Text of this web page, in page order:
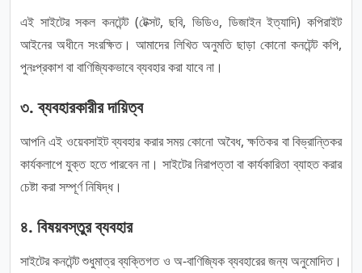
এই সাইটের সকল কনটেন্ট (টেক্সট, ছবি, ভিডিও, ডিজাইন ইত্যাদি) কপিরাইট
আইনের অধীনে সংরক্ষিত। আমাদের লিখিত অনুমতি ছাড়া কোনো কনটেন্ট কপি,
পুনঃপ্রকাশ বা বাণিজ্যিকভাবে ব্যবহার করা যাবে না।
৩. ব্যবহারকারীর দায়িত্ব
আপনি এই ওয়েবসাইট ব্যবহার করার সময় কোনো অবৈধ, ক্ষতিকর বা বিভ্রান্তিকর
কার্যকলাপে যুক্ত হতে পারবেন না। সাইটের নিরাপত্তা বা কার্যকারিতা ব্যাহত করার
চেষ্টা করা সম্পূর্ণ নিষিদ্ধ।
৪. বিষয়বস্তুর ব্যবহার
সাইটের কনটেন্ট শুধুমাত্র ব্যক্তিগত ও অ-বাণিজ্যিক ব্যবহারের জন্য অনুমোদিত।